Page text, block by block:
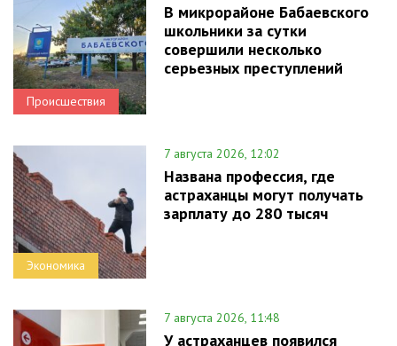
Происшествия
В микрорайоне Бабаевского
школьники за сутки
совершили несколько
серьезных преступлений
Экономика
7 августа 2026, 12:02
Названа профессия, где
астраханцы могут получать
зарплату до 280 тысяч
7 августа 2026, 11:48
У астраханцев появился